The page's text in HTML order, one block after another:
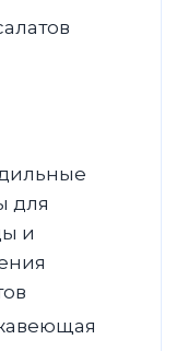
для
и